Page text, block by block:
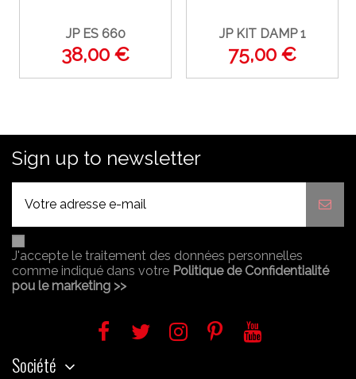
JP ES 660
38,00 €
JP KIT DAMP 1
75,00 €
Sign up to newsletter
J'accepte le traitement des données personnelles
comme indiqué dans votre Politique de Confidentialité
pou le marketing >>
Société